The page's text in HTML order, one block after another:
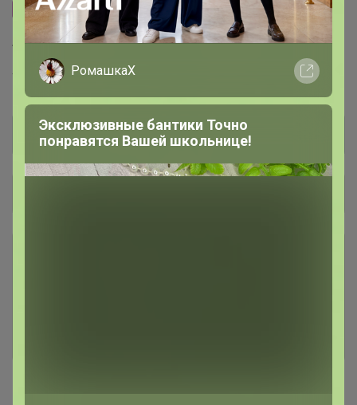
#1. Свежеобжаренный кофе
Сайт закупки
Торговые марки
Torrefacto™
РомашкаХ
Эксклюзивные бантики Точно
понравятся Вашей школьнице!